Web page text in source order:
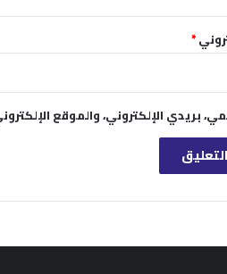
*
بريدي الإلكتروني، والموقع